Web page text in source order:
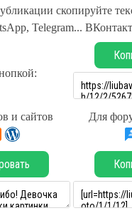
скопируйте
Telegram...
и сайтов Для